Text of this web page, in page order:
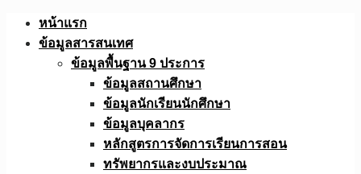
Skip
หน้าแรก
ข้อมูลสารสนเทศ
ข้อมูลพื้นฐาน 9 ประการ
ข้อมูลสถานศึกษา
ข้อมูลนักเรียนนักศึกษา
ข้อมูลบุคลากร
หลักสูตรการจัดการเรียนการสอน
ทรัพยากรและงบประมาณ